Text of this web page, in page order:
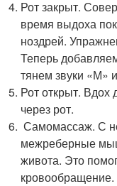
Рот закрыт.
время выдоха
ноздрей.
Теперь
тянем звуки «М»
Рот открыт.
через рот.
Самомассаж. С
межреберные
живота. Это
кровообращение.